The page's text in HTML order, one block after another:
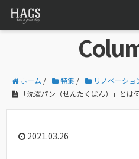
ホーム / 特集 / リノベーショ
「洗濯パン（せんたくぱん）」と
2021.03.26